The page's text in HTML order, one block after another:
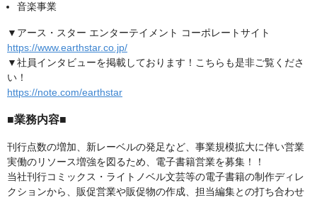
音楽事業
▼アース・スター エンターテイメント コーポレートサイト
https://www.earthstar.co.jp/
▼社員インタビューを掲載しております！こちらも是非ご覧くださ
い！
https://note.com/earthstar
■業務内容■
刊行点数の増加、新レーベルの発足など、事業規模拡大に伴い営業
実働のリソース増強を図るため、電子書籍営業を募集！！
当社刊行コミックス・ライトノベル文芸等の電子書籍の制作ディレ
クションから、販促営業や販促物の作成、担当編集との打ち合わせ